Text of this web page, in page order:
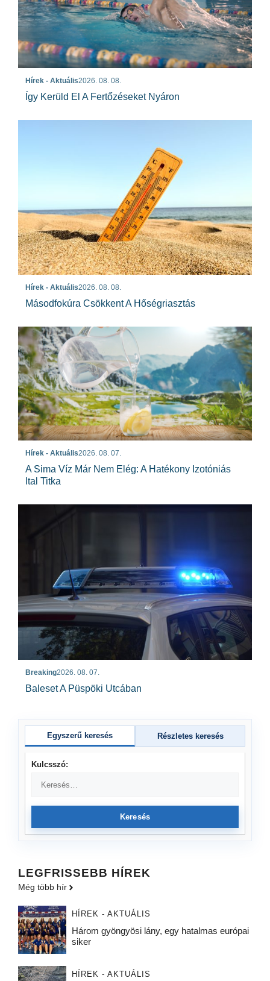
Hírek - Aktuális2026. 08. 08.
Így Kerüld El A Fertőzéseket Nyáron
Hírek - Aktuális2026. 08. 08.
Másodfokúra Csökkent A Hőségriasztás
Hírek - Aktuális2026. 08. 07.
A Sima Víz Már Nem Elég: A Hatékony Izotóniás
Ital Titka
Breaking2026. 08. 07.
Baleset A Püspöki Utcában
Egyszerű keresés Részletes keresés
Kulcsszó:
Keresés
LEGFRISSEBB HÍREK
Még több hír
HÍREK - AKTUÁLIS
Három gyöngyösi lány, egy hatalmas európai
siker
HÍREK - AKTUÁLIS